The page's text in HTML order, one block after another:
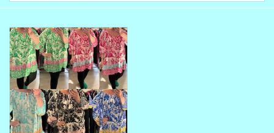
ACCESSOIRES
MATEN 42 TOT 46/48
MAAT 48-50